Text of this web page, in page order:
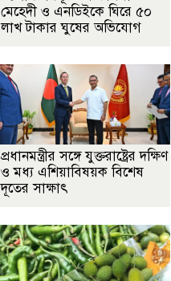
মেহেদী ও এনডিইকে ঘিরে ৫০
লাখ টাকার ঘুষের অভিযোগ
প্রধানমন্ত্রীর সঙ্গে যুক্তরাষ্ট্রের দক্ষিণ
ও মধ্য এশিয়াবিষয়ক বিশেষ
দূতের সাক্ষাৎ